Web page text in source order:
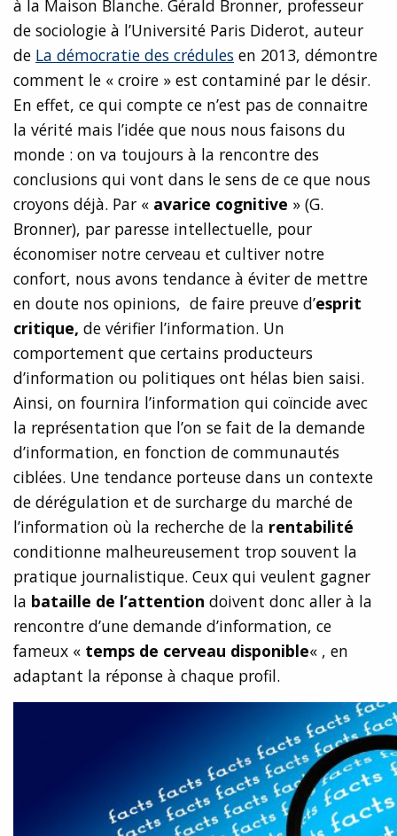
à la Maison Blanche. Gérald Bronner, professeur
de sociologie à l’Université Paris Diderot, auteur
de La démocratie des crédules en 2013, démontre
comment le « croire » est contaminé par le désir.
En effet, ce qui compte ce n’est pas de connaitre
la vérité mais l’idée que nous nous faisons du
monde : on va toujours à la rencontre des
conclusions qui vont dans le sens de ce que nous
croyons déjà. Par « avarice cognitive » (G.
Bronner), par paresse intellectuelle, pour
économiser notre cerveau et cultiver notre
confort, nous avons tendance à éviter de mettre
en doute nos opinions, de faire preuve d’esprit
critique, de vérifier l’information. Un
comportement que certains producteurs
d’information ou politiques ont hélas bien saisi.
Ainsi, on fournira l’information qui coïncide avec
la représentation que l’on se fait de la demande
d’information, en fonction de communautés
ciblées. Une tendance porteuse dans un contexte
de dérégulation et de surcharge du marché de
l’information où la recherche de la rentabilité
conditionne malheureusement trop souvent la
pratique journalistique. Ceux qui veulent gagner
la bataille de l’attention doivent donc aller à la
rencontre d’une demande d’information, ce
fameux « temps de cerveau disponible« , en
adaptant la réponse à chaque profil.